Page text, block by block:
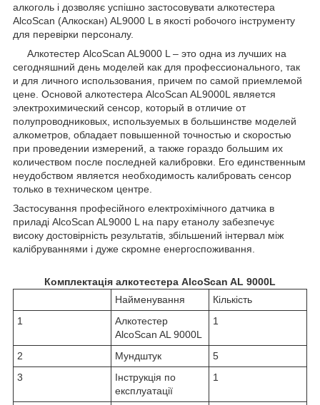
алкоголь і дозволяє успішно застосовувати алкотестера
AlcoScan (Алкоскан) AL9000 L в якості робочого інструменту
для перевірки персоналу.
Алкотестер AlcoScan AL9000 L – это одна из лучших на
сегодняшний день моделей как для профессионального, так
и для личного использования, причем по самой приемлемой
цене. Основой алкотестера AlcoScan AL9000L является
электрохимический сенсор, который в отличие от
полупроводниковых, используемых в большинстве моделей
алкометров, обладает повышенной точностью и скоростью
при проведении измерений, а также гораздо большим их
количеством после последней калибровки. Его единственным
неудобством является необходимость калибровать сенсор
только в техническом центре.
Застосування професійного електрохімічного датчика в
приладі AlcoScan AL9000 L на пару етанолу забезпечує
високу достовірність результатів, збільшений інтервал між
калібруваннями і дуже скромне енергоспоживання.
Комплектація алкотестера AlcoScan AL 9000L
Найменування
Кількість
1
Алкотестер
AlcoScan AL 9000L
1
2 Мундштук
5
3
Інструкція по
експлуатації
1